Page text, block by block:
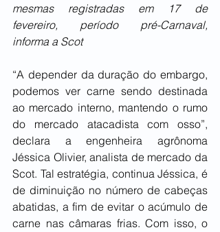
mesmas registradas em 17 de
fevereiro, período pré-Carnaval,
informa a Scot
“A depender da duração do embargo,
podemos ver carne sendo destinada
ao mercado interno, mantendo o rumo
do mercado atacadista com osso”,
declara a engenheira agrônoma
Jéssica Olivier, analista de mercado da
Scot. Tal estratégia, continua Jéssica, é
de diminuição no número de cabeças
abatidas, a fim de evitar o acúmulo de
carne nas câmaras frias. Com isso, o